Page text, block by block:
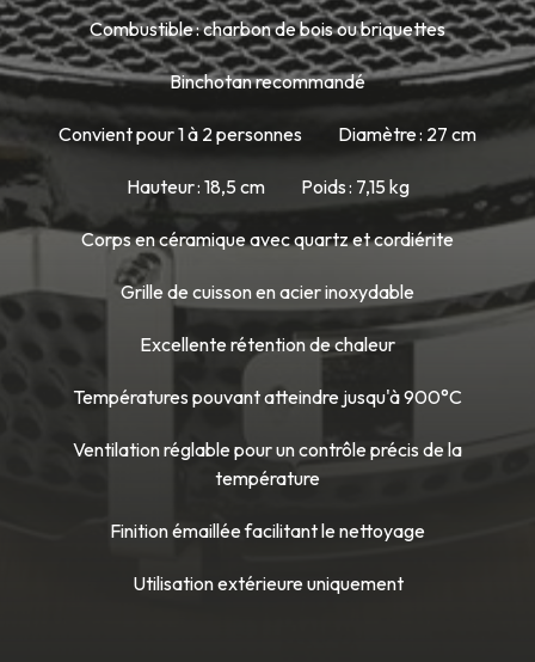
Combustible : charbon de bois ou briquettes
Binchotan recommandé
Convient pour 1 à 2 personnes Diamètre : 27 cm
Hauteur : 18,5 cm Poids : 7,15 kg
Corps en céramique avec quartz et cordiérite
Grille de cuisson en acier inoxydable
Excellente rétention de chaleur
Températures pouvant atteindre jusqu'à 900°C
Ventilation réglable pour un contrôle précis de la
température
Finition émaillée facilitant le nettoyage
Utilisation extérieure uniquement